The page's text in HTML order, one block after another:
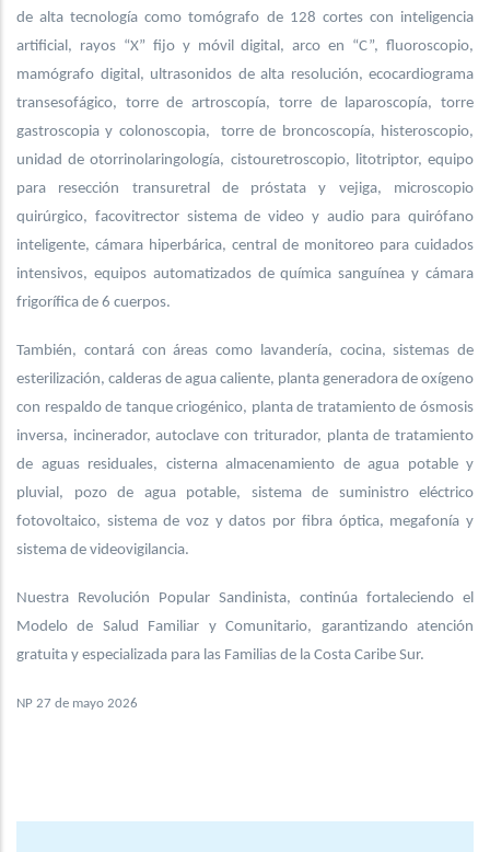
de alta tecnología como tomógrafo de 128 cortes con inteligencia
artificial, rayos “X” fijo y móvil digital, arco en “C”, fluoroscopio,
mamógrafo digital, ultrasonidos de alta resolución, ecocardiograma
transesofágico, torre de artroscopía, torre de laparoscopía, torre
gastroscopia y colonoscopia, torre de broncoscopía, histeroscopio,
unidad de otorrinolaringología, cistouretroscopio, litotriptor, equipo
para resección transuretral de próstata y vejiga, microscopio
quirúrgico, facovitrector sistema de video y audio para quirófano
inteligente, cámara hiperbárica, central de monitoreo para cuidados
intensivos, equipos automatizados de química sanguínea y cámara
frigorífica de 6 cuerpos.
También, contará con áreas como lavandería, cocina, sistemas de
esterilización, calderas de agua caliente, planta generadora de oxígeno
con respaldo de tanque criogénico, planta de tratamiento de ósmosis
inversa, incinerador, autoclave con triturador, planta de tratamiento
de aguas residuales, cisterna almacenamiento de agua potable y
pluvial, pozo de agua potable, sistema de suministro eléctrico
fotovoltaico, sistema de voz y datos por fibra óptica, megafonía y
sistema de videovigilancia.
Nuestra Revolución Popular Sandinista, continúa fortaleciendo el
Modelo de Salud Familiar y Comunitario, garantizando atención
gratuita y especializada para las Familias de la Costa Caribe Sur.
NP 27 de mayo 2026